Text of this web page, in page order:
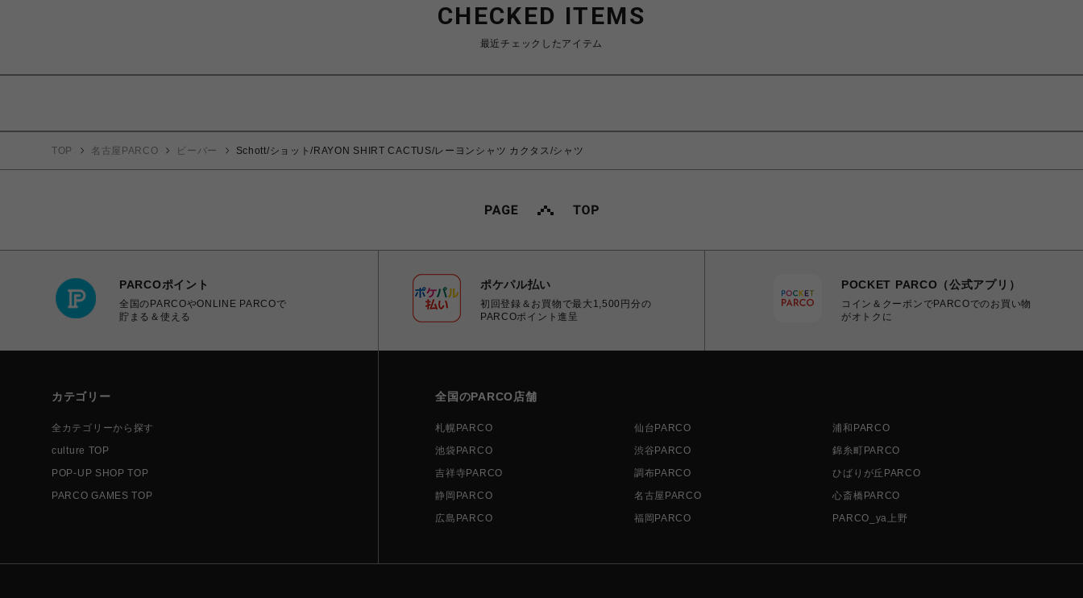
CHECKED ITEMS
最近チェックしたアイテム
TOP 名古屋PARCO ビーバー Schott/ショット/RAYON SHIRT CACTUS/レーヨンシャツ カクタス/シャツ
PARCOポイント
全国のPARCOやONLINE PARCOで
貯まる＆使える
ポケパル払い
初回登録＆お買物で最大1,500円分の
PARCOポイント進呈
POCKET PARCO（公式アプリ）
コイン＆クーポンでPARCOでのお買い物
がオトクに
カテゴリー
全カテゴリーから探す
culture TOP
POP-UP SHOP TOP
PARCO GAMES TOP
全国のPARCO店舗
札幌PARCO 仙台PARCO
浦和PARCO
池袋PARCO
渋谷PARCO
錦糸町PARCO
吉祥寺PARCO
調布PARCO
ひばりが丘PARCO
静岡PARCO
名古屋PARCO
心斎橋PARCO
広島PARCO
福岡PARCO PARCO_ya上野